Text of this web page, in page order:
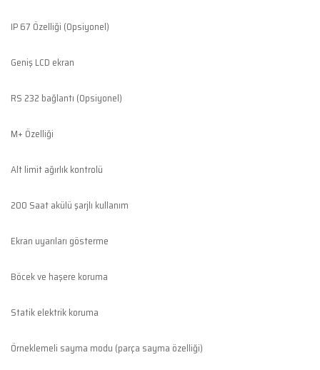
IP 67 Özelliği (Opsiyonel)
Geniş LCD ekran
RS 232 bağlantı (Opsiyonel)
M+ Özelliği
Alt limit ağırlık kontrolü
200 Saat akülü şarjlı kullanım
Ekran uyarıları gösterme
Böcek ve haşere koruma
Statik elektrik koruma
Örneklemeli sayma modu (parça sayma özelliği)